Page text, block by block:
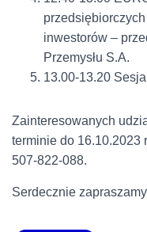
inwestorów –
Przemysłu S.A.
13.00-13.20
Zainteresowanych
terminie do 16.10.2023
507-822-088.
Serdecznie